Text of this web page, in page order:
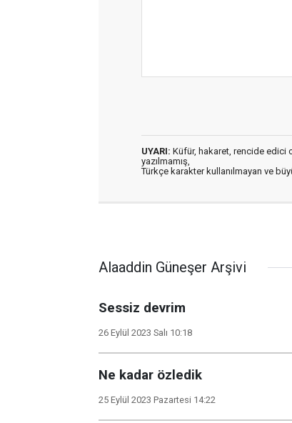
UYARI: Küfür, hakaret, rencide edici
yazılmamış,
Türkçe karakter kullanılmayan ve
Alaaddin Güneşer Arşivi
Sessiz devrim
26 Eylül 2023 Salı 10:18
Ne kadar özledik
25 Eylül 2023 Pazartesi 14:22